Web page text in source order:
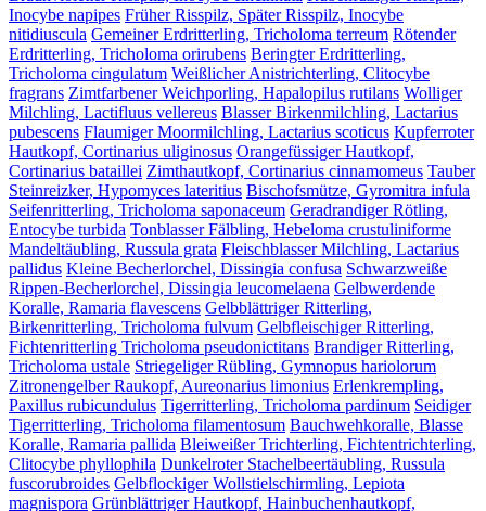
Inocybe napipes Früher Risspilz, Später Risspilz, Inocybe
nitidiuscula Gemeiner Erdritterling, Tricholoma terreum Rötender
Erdritterling, Tricholoma orirubens Beringter Erdritterling,
Tricholoma cingulatum Weißlicher Anistrichterling, Clitocybe
fragrans Zimtfarbener Weichporling, Hapalopilus rutilans Wolliger
Milchling, Lactifluus vellereus Blasser Birkenmilchling, Lactarius
pubescens Flaumiger Moormilchling, Lactarius scoticus Kupferroter
Hautkopf, Cortinarius uliginosus Orangefüssiger Hautkopf,
Cortinarius bataillei Zimthautkopf, Cortinarius cinnamomeus Tauber
Steinreizker, Hypomyces lateritius Bischofsmütze, Gyromitra infula
Seifenritterling, Tricholoma saponaceum Geradrandiger Rötling,
Entocybe turbida Tonblasser Fälbling, Hebeloma crustuliniforme
Mandeltäubling, Russula grata Fleischblasser Milchling, Lactarius
pallidus Kleine Becherlorchel, Dissingia confusa Schwarzweiße
Rippen-Becherlorchel, Dissingia leucomelaena Gelbwerdende
Koralle, Ramaria flavescens Gelbblättriger Ritterling,
Birkenritterling, Tricholoma fulvum Gelbfleischiger Ritterling,
Fichtenritterling Tricholoma pseudonictitans Brandiger Ritterling,
Tricholoma ustale Striegeliger Rübling, Gymnopus hariolorum
Zitronengelber Raukopf, Aureonarius limonius Erlenkrempling,
Paxillus rubicundulus Tigerritterling, Tricholoma pardinum Seidiger
Tigerritterling, Tricholoma filamentosum Bauchwehkoralle, Blasse
Koralle, Ramaria pallida Bleiweißer Trichterling, Fichtentrichterling,
Clitocybe phyllophila Dunkelroter Stachelbeertäubling, Russula
fuscorubroides Gelbflockiger Wollstielschirmling, Lepiota
magnispora Grünblättriger Hautkopf, Hainbuchenhautkopf,